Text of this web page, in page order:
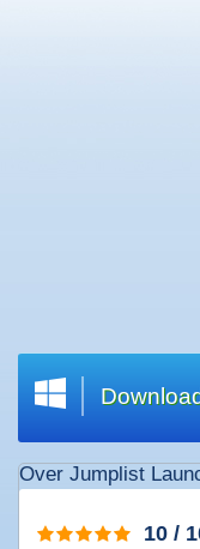
zoekt
u?
20
downloads
downloaden
Over Jumplist
10 /